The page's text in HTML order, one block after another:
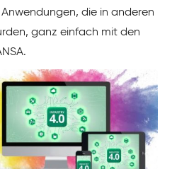
die in anderen
ganz einfach mit den